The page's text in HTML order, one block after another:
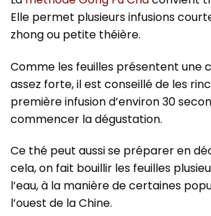
Elle permet plusieurs infusions
zhong ou petite théière.
Comme les feuilles présentent une
assez forte, il est conseillé de les
première infusion d’environ 30
commencer la dégustation.
Ce thé peut aussi se préparer en
cela, on fait bouillir les feuilles
l’eau, à la manière de certaines
l’ouest de la Chine.